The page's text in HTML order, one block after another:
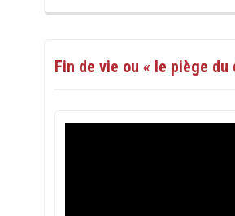
Fin de vie ou « le piège du